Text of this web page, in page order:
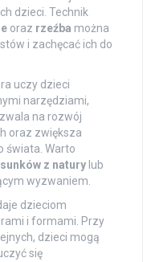
dzieci. Technik
oraz rzeźba można
i zachęcać ich do
uczy dzieci
narzędziami,
na rozwój
oraz zwiększa
świata. Warto
z natury lub
wyzwaniem.
dzieciom
i formami. Przy
dzieci mogą
się